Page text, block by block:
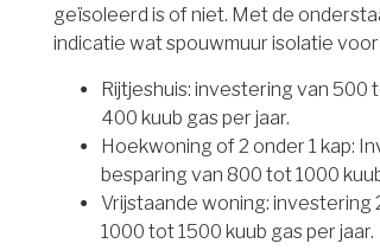
geïsoleerd is of niet. Met de
indicatie wat spouwmuur isolatie
Rijtjeshuis: investering van
400 kuub gas per jaar.
Hoekwoning of 2 onder 1 kap:
besparing van 800 tot 1000
Vrijstaande woning:
1000 tot 1500 kuub gas per jaar.